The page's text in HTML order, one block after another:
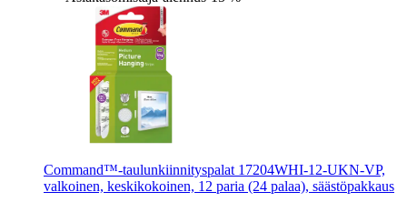
Command™-taulunkiinnityspalat 17204WHI-12-UKN-VP,
valkoinen, keskikokoinen, 12 paria (24 palaa), säästöpakkaus